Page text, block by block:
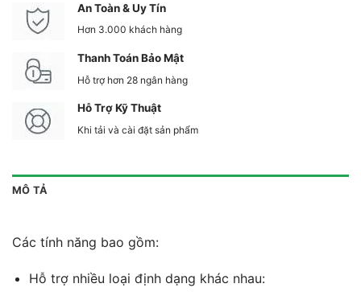
An Toàn & Uy Tín
Hơn 3.000 khách hàng
Thanh Toán Bảo Mật
Hỗ trợ hơn 28 ngân hàng
Hỗ Trợ Kỹ Thuật
Khi tải và cài đặt sản phẩm
MÔ TẢ
Các tính năng bao gồm:
Hỗ trợ nhiều loại định dạng khác nhau: